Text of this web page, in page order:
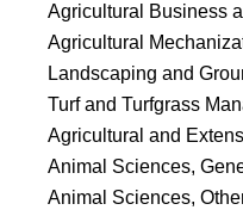
Agricultural Business
Agricultural
Landscaping and
Turf and Turfgrass
Agricultural and
Animal Sciences,
Animal Sciences,